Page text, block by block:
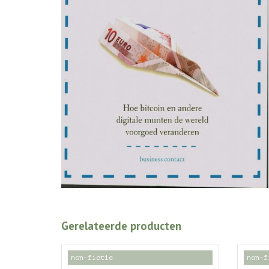
Gerelateerde producten
non-fictie non-